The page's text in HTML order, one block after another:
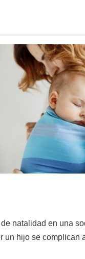
natalidad en una
un hijo se complican